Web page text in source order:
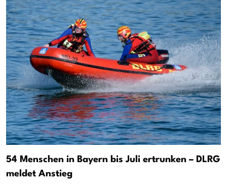
54 Menschen in Bayern bis Juli ertrunken – DLRG
meldet Anstieg